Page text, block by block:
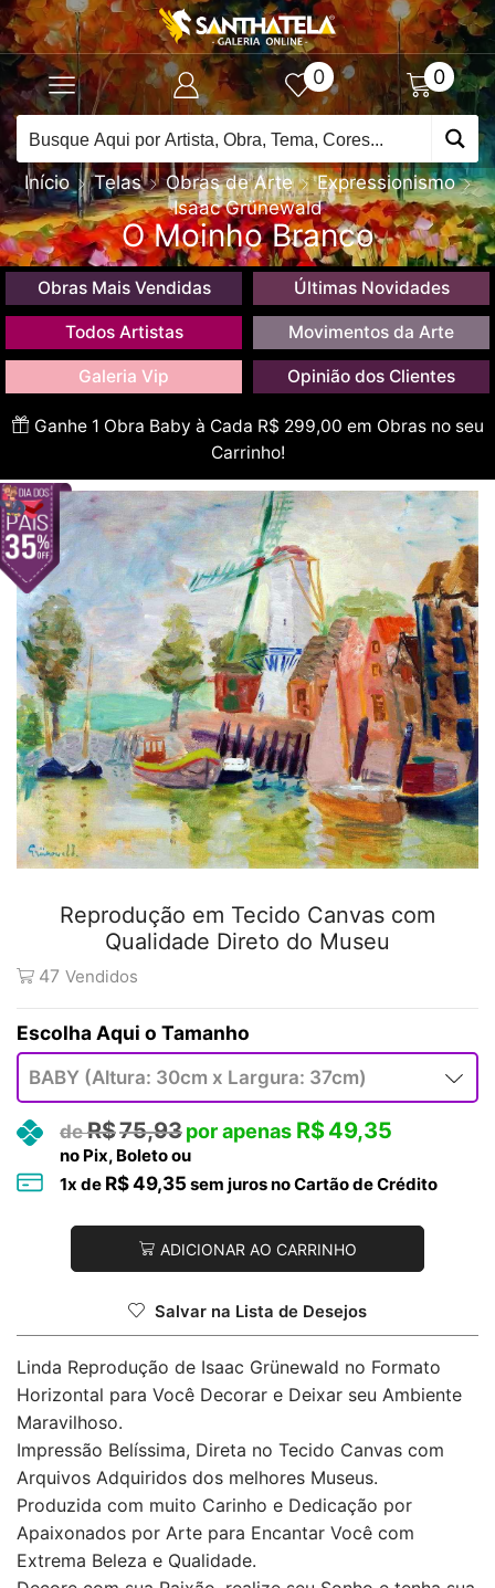
0 0
Início Telas Obras de Arte
Expressionismo
Isaac Grünewald
O Moinho Branco
Obras Mais Vendidas Últimas Novidades
Todos Artistas Movimentos da Arte
Galeria Vip Opinião dos Clientes
Ganhe 1 Obra Baby à Cada R$ 299,00 em Obras no seu
Carrinho!
Reprodução em Tecido Canvas com
Qualidade Direto do Museu
47 Vendidos
Tamanho
R$75,93 R$49,35
no Pix, Boleto ou
1x de R$49,35 sem juros no Cartão de Crédito
ADICIONAR AO CARRINHO
Salvar na Lista de Desejos
Linda Reprodução de Isaac Grünewald no Formato
Horizontal para Você Decorar e Deixar seu Ambiente
Maravilhoso.
Impressão Belíssima, Direta no Tecido Canvas com
Arquivos Adquiridos dos melhores Museus.
Produzida com muito Carinho e Dedicação por
Apaixonados por Arte para Encantar Você com
Extrema Beleza e Qualidade.